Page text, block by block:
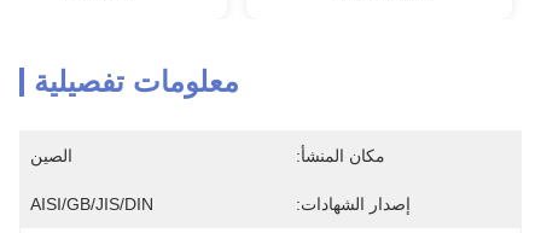
معلومات تفصيلية
مكان المنشأ: الصين
إصدار الشهادات: AISI/GB/JIS/DIN